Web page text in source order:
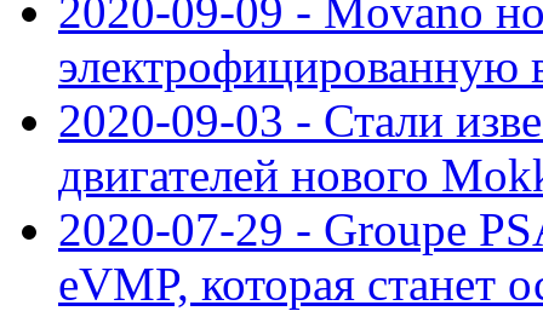
2020-09-09 - Movano
электрофицированную
2020-09-03 - Стали
двигателей нового
2020-07-29 - Groupe
eVMP, которая станет